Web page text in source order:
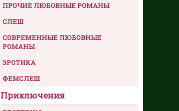
ПРОЧИЕ ЛЮБОВНЫЕ РОМАНЫ
СЛЕШ
СОВРЕМЕННЫЕ ЛЮБОВНЫЕ
РОМАНЫ
ЭРОТИКА
ФЕМСЛЕШ
Приключения